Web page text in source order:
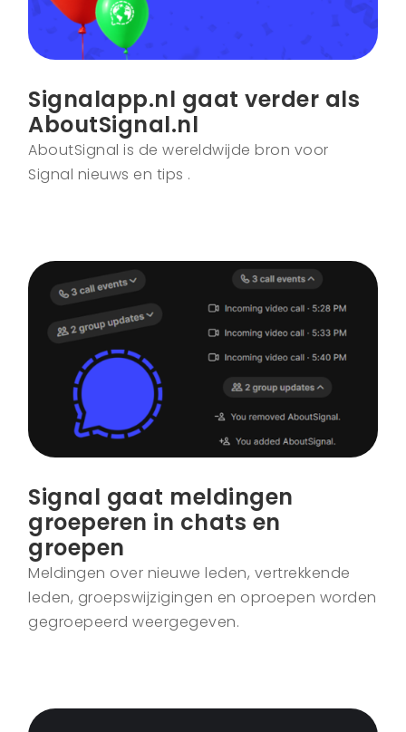
Signalapp.nl gaat verder als
AboutSignal.nl
AboutSignal is de wereldwijde bron voor
Signal nieuws en tips .
Signal gaat meldingen
groeperen in chats en
groepen
Meldingen over nieuwe leden, vertrekkende
leden, groepswijzigingen en oproepen worden
gegroepeerd weergegeven.